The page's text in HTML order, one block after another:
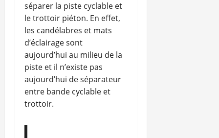
séparer la piste cyclable et
le trottoir piéton. En effet,
les candélabres et mats
d’éclairage sont
aujourd’hui au milieu de la
piste et il n’existe pas
aujourd’hui de séparateur
entre bande cyclable et
trottoir.